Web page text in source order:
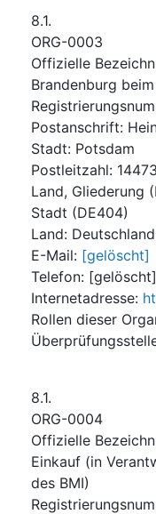
8.1.
ORG-0003
Offizielle
Brandenburg beim
Postanschrift:
Stadt: Potsdam
Postleitzahl: 14473
Land, Gliederung
Stadt (DE404)
Land: Deutschland
E-Mail: [gelöscht]
Telefon: [gelöscht]
Internetadresse:
Rollen dieser
8.1.
ORG-0004
Offizielle
Einkauf (in
des BMI)